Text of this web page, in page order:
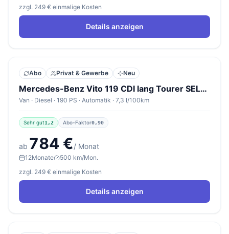
zzgl. 249 € einmalige Kosten
Details anzeigen
Abo Privat & Gewerbe Neu
Mercedes-Benz Vito 119 CDI lang Tourer SELECT
Van · Diesel · 190 PS · Automatik · 7,3 l/100km
Sehr gut1,2 Abo-Faktor0,90
ab 784 €/ Monat
12Monate
500 km/Mon.
zzgl. 249 € einmalige Kosten
Details anzeigen